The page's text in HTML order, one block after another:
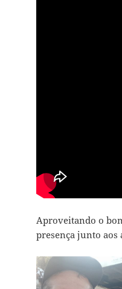
Aproveitando o
presença junto aos